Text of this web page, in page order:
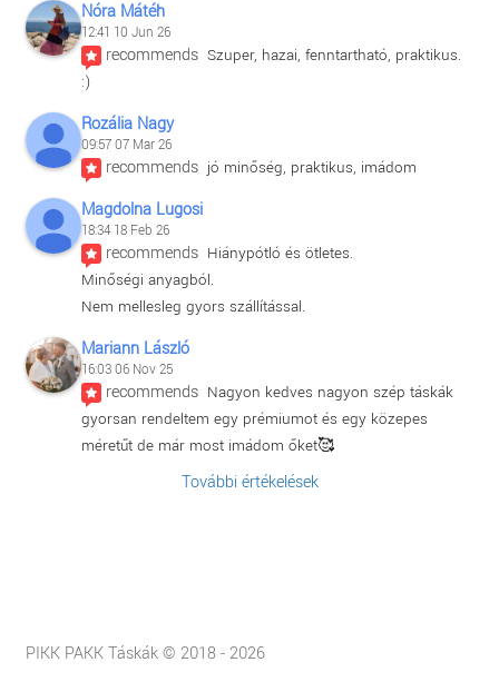
Nóra Mátéh
12:41 10 Jun 26
recommends Szuper, hazai, fenntartható, praktikus.
:)
Rozália Nagy
09:57 07 Mar 26
recommends jó minőség, praktikus, imádom
Magdolna Lugosi
18:34 18 Feb 26
recommends Hiánypótló és ötletes.
Minőségi anyagból.
Nem mellesleg gyors szállítással.
Mariann László
16:03 06 Nov 25
recommends Nagyon kedves nagyon szép táskák
gyorsan rendeltem egy prémiumot és egy közepes
méretűt de már most imádom őket🥰
További értékelések
PIKK PAKK Táskák © 2018 - 2026